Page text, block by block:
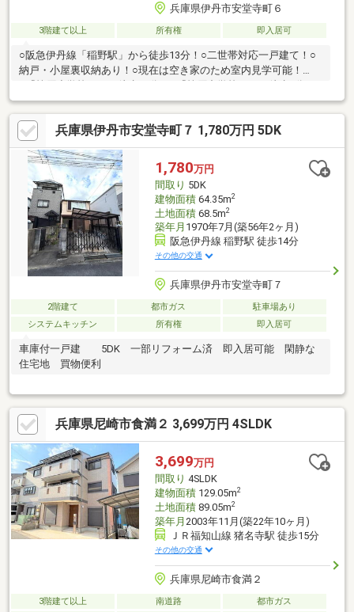
兵庫県伊丹市安堂寺町６
3階建て以上 所有権 即入居可
○阪急伊丹線「稲野駅」から徒歩13分！○二世帯対応一戸建て！○
納戸・小屋裏収納あり！○現在は空き家のため室内見学可能！
○『笹原小学校』まで徒歩11分！○『笹原中学校』まで徒歩9分！
○『スーパーオオジ伊丹安堂寺店』まで徒歩5分！○『笹原公園』
まで徒歩9分！■弊社の特徴について・駐車場も完備しております
のでご利用ください。・キッズスペースもございますので、小さ
なお子様がいらっしゃるご家庭もお気軽にご来場ください！【営
業日】定休日はございません。水曜日も営業しております。【営
業時間】10：00～19：00※上記時間はお電話が繋がりやすくなっ
ております。
兵庫県伊丹市安堂寺町７ 1,780万円 5DK
1,780万円
間取り 5DK
建物面積64.35m2
土地面積68.5m2
築年月 1970年7月(築56年2ヶ月)
阪急伊丹線 稲野駅 徒歩14分
その他の交通
兵庫県伊丹市安堂寺町７
2階建て 都市ガス
駐車場あり
システムキッチン
所有権 即入居可
車庫付一戸建 5DK 一部リフォーム済 即入居可能 閑静な
住宅地 買物便利
兵庫県尼崎市食満２ 3,699万円 4SLDK
3,699万円
間取り 4SLDK
建物面積129.05m2
土地面積89.05m2
築年月 2003年11月(築22年10ヶ月)
ＪＲ福知山線 猪名寺駅 徒歩15分
その他の交通
兵庫県尼崎市食満２
3階建て以上 南道路
都市ガス